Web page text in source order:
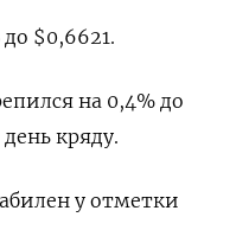
$0,6621​.
на 0,4% до
кряду.
у отметки